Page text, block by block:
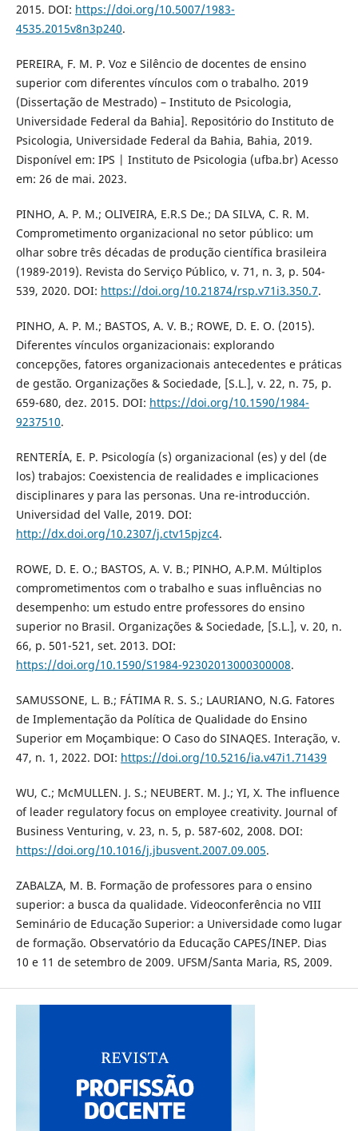
2015. DOI: https://doi.org/10.5007/1983-
4535.2015v8n3p240.
PEREIRA, F. M. P. Voz e Silêncio de docentes de ensino
superior com diferentes vínculos com o trabalho. 2019
(Dissertação de Mestrado) – Instituto de Psicologia,
Universidade Federal da Bahia]. Repositório do Instituto de
Psicologia, Universidade Federal da Bahia, Bahia, 2019.
Disponível em: IPS | Instituto de Psicologia (ufba.br) Acesso
em: 26 de mai. 2023.
PINHO, A. P. M.; OLIVEIRA, E.R.S De.; DA SILVA, C. R. M.
Comprometimento organizacional no setor público: um
olhar sobre três décadas de produção científica brasileira
(1989-2019). Revista do Serviço Público, v. 71, n. 3, p. 504-
539, 2020. DOI: https://doi.org/10.21874/rsp.v71i3.350.7.
PINHO, A. P. M.; BASTOS, A. V. B.; ROWE, D. E. O. (2015).
Diferentes vínculos organizacionais: explorando
concepções, fatores organizacionais antecedentes e práticas
de gestão. Organizações & Sociedade, [S.L.], v. 22, n. 75, p.
659-680, dez. 2015. DOI: https://doi.org/10.1590/1984-
9237510.
RENTERÍA, E. P. Psicología (s) organizacional (es) y del (de
los) trabajos: Coexistencia de realidades e implicaciones
disciplinares y para las personas. Una re-introducción.
Universidad del Valle, 2019. DOI:
http://dx.doi.org/10.2307/j.ctv15pjzc4.
ROWE, D. E. O.; BASTOS, A. V. B.; PINHO, A.P.M. Múltiplos
comprometimentos com o trabalho e suas influências no
desempenho: um estudo entre professores do ensino
superior no Brasil. Organizações & Sociedade, [S.L.], v. 20, n.
66, p. 501-521, set. 2013. DOI:
https://doi.org/10.1590/S1984-92302013000300008.
SAMUSSONE, L. B.; FÁTIMA R. S. S.; LAURIANO, N.G. Fatores
de Implementação da Política de Qualidade do Ensino
Superior em Moçambique: O Caso do SINAQES. Interação, v.
47, n. 1, 2022. DOI: https://doi.org/10.5216/ia.v47i1.71439
WU, C.; McMULLEN. J. S.; NEUBERT. M. J.; YI, X. The influence
of leader regulatory focus on employee creativity. Journal of
Business Venturing, v. 23, n. 5, p. 587-602, 2008. DOI:
https://doi.org/10.1016/j.jbusvent.2007.09.005.
ZABALZA, M. B. Formação de professores para o ensino
superior: a busca da qualidade. Videoconferência no VIII
Seminário de Educação Superior: a Universidade como lugar
de formação. Observatório da Educação CAPES/INEP. Dias
10 e 11 de setembro de 2009. UFSM/Santa Maria, RS, 2009.